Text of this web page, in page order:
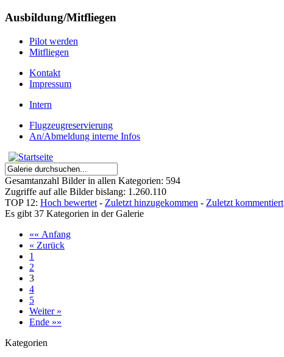
Ausbildung/Mitfliegen
Pilot werden
Mitfliegen
Kontakt
Impressum
Intern
Flugzeugreservierung
An/Abmeldung interne Infos
Gesamtanzahl Bilder in allen Kategorien: 594
Zugriffe auf alle Bilder bislang: 1.260.110
TOP 12: Hoch bewertet - Zuletzt hinzugekommen - Zuletzt kommentiert
Es gibt 37 Kategorien in der Galerie
«« Anfang
« Zurück
1
2
3
4
5
Weiter »
Ende »»
Kategorien